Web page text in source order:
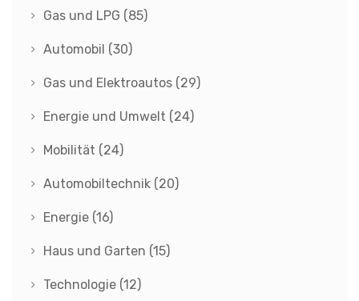
Gas und LPG (85)
Automobil (30)
Gas und Elektroautos (29)
Energie und Umwelt (24)
Mobilität (24)
Automobiltechnik (20)
Energie (16)
Haus und Garten (15)
Technologie (12)